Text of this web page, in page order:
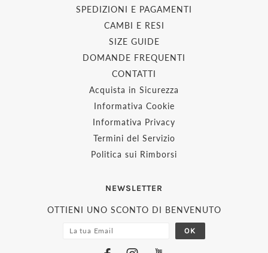
SPEDIZIONI E PAGAMENTI
CAMBI E RESI
SIZE GUIDE
DOMANDE FREQUENTI
CONTATTI
Acquista in Sicurezza
Informativa Cookie
Informativa Privacy
Termini del Servizio
Politica sui Rimborsi
NEWSLETTER
OTTIENI UNO SCONTO DI BENVENUTO